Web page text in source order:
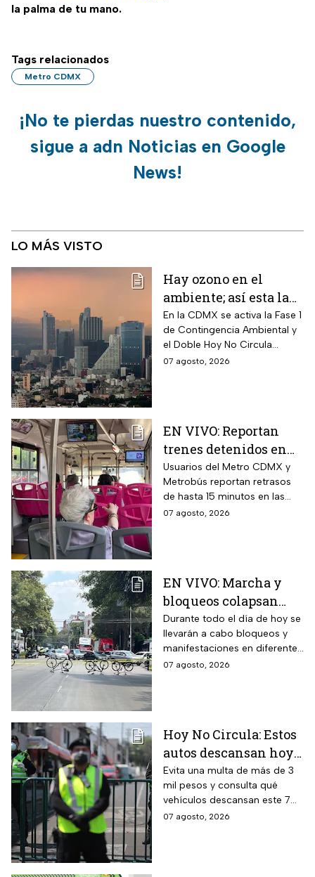
la palma de tu mano.
Tags relacionados
Metro CDMX
¡No te pierdas nuestro contenido,
sigue a adn Noticias en Google
News!
LO MÁS VISTO
Hay ozono en el
ambiente; así esta la
calidad del aire en
CDMX hoy
En la CDMX se activa la Fase 1
de Contingencia Ambiental y
el Doble Hoy No Circula
cuando hay altos índices de
07 agosto, 2026
EN VIVO: Reportan
trenes detenidos en
líneas del Metro
CDMX hoy 7 de agosto;
Metrobús restablece
servicio
Usuarios del Metro CDMX y
Metrobús reportan retrasos
de hasta 15 minutos en las
líneas
07 agosto, 2026
EN VIVO: Marcha y
bloqueos colapsan
calles por cierres en
CDMX hoy
Durante todo el día de hoy se
llevarán a cabo bloqueos y
manifestaciones en diferentes
zonas de la CDMX por lo que
07 agosto, 2026
Hoy No Circula: Estos
autos descansan hoy
viernes 7 de agosto en
CDMX y EDOMEX
Evita una multa de más de 3
mil pesos y consulta qué
vehículos descansan este 7
de agosto, los horarios del
07 agosto, 2026